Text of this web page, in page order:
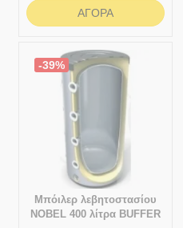
ΑΓΟΡΆ
-39%
Μπόιλερ λεβητοστασίου
NOBEL 400 λίτρα BUFFER